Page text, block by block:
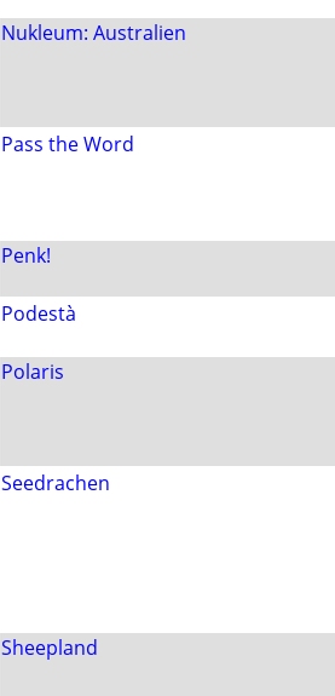
Nukleum: Australien
Pass the Word
Penk!
Podestà
Polaris
Seedrachen
Sheepland